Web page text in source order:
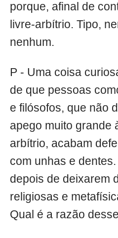
porque, afinal de
livre-arbítrio. Tipo,
nenhum.
P - Uma coisa
de que pessoas
e filósofos, que não
apego muito grande
arbítrio, acabam
com unhas e
depois de deixarem
religiosas e
Qual é a razão